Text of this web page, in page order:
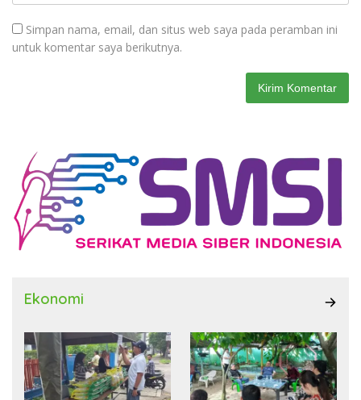
Simpan nama, email, dan situs web saya pada peramban ini
untuk komentar saya berikutnya.
Ekonomi